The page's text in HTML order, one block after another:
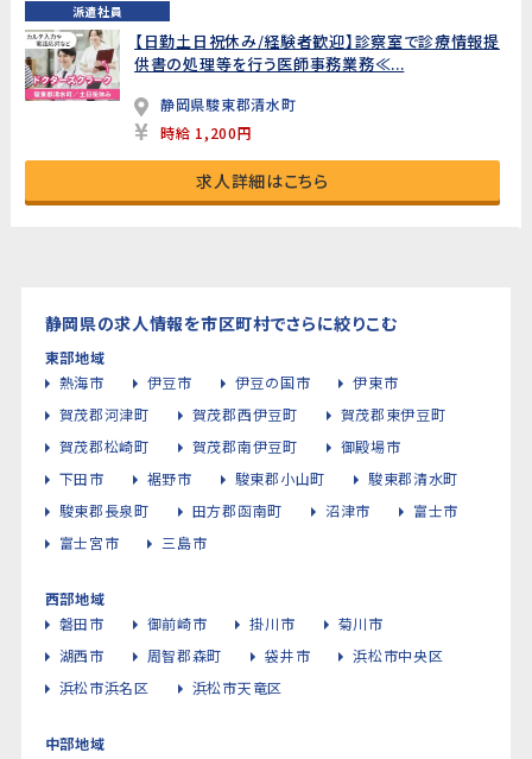
派遣社員
【日勤土日祝休み/経験者歓迎】診察室で診療情報提
供書の処理等を行う医師事務業務≪...
静岡県駿東郡清水町
時給 1,200円
求人詳細はこちら
静岡県の求人情報を市区町村でさらに絞りこむ
東部地域
熱海市
伊豆市 伊豆の国市
伊東市
賀茂郡河津町
賀茂郡西伊豆町
賀茂郡東伊豆町
賀茂郡松崎町
賀茂郡南伊豆町
御殿場市
下田市
裾野市 駿東郡小山町
駿東郡清水町
駿東郡長泉町
田方郡函南町 沼津市
富士市
富士宮市
三島市
西部地域
磐田市
御前崎市 掛川市
菊川市
湖西市
周智郡森町 袋井市
浜松市中央区
浜松市浜名区
浜松市天竜区
中部地域